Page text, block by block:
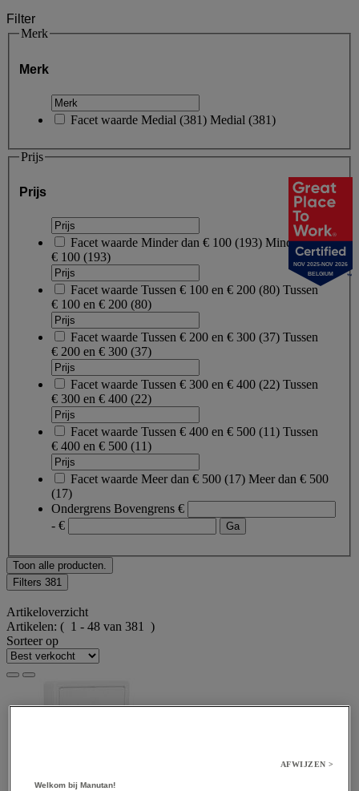
Filter
Merk
Merk
Facet waarde Medial (381) Medial (381)
Prijs
Prijs
Facet waarde Minder dan € 100 (193) Minder dan
€ 100 (193)
Facet waarde Tussen € 100 en € 200 (80) Tussen
€ 100 en € 200 (80)
Facet waarde Tussen € 200 en € 300 (37) Tussen
€ 200 en € 300 (37)
Facet waarde Tussen € 300 en € 400 (22) Tussen
€ 300 en € 400 (22)
Facet waarde Tussen € 400 en € 500 (11) Tussen
€ 400 en € 500 (11)
Facet waarde Meer dan € 500 (17) Meer dan € 500
(17)
Ondergrens Bovengrens €
- €
Toon alle producten.
Filters 381
Artikeloverzicht
Artikelen: ( 1 - 48 van 381 )
Sorteer op
NOV 2025-NOV 2026
BELGIUM
AFWIJZEN >
Welkom bij Manutan!